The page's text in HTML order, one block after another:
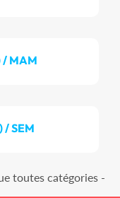
/ MAM
/ SEM
toutes catégories -